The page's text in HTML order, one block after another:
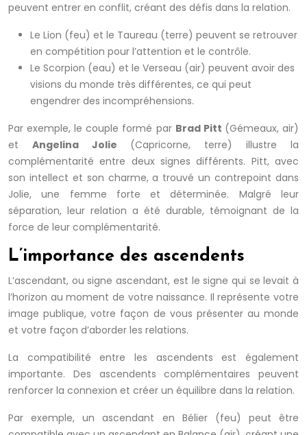
peuvent entrer en conflit, créant des défis dans la relation.
Le Lion (feu) et le Taureau (terre) peuvent se retrouver
en compétition pour l’attention et le contrôle.
Le Scorpion (eau) et le Verseau (air) peuvent avoir des
visions du monde très différentes, ce qui peut
engendrer des incompréhensions.
Par exemple, le couple formé par Brad Pitt (Gémeaux, air)
et Angelina Jolie (Capricorne, terre) illustre la
complémentarité entre deux signes différents. Pitt, avec
son intellect et son charme, a trouvé un contrepoint dans
Jolie, une femme forte et déterminée. Malgré leur
séparation, leur relation a été durable, témoignant de la
force de leur complémentarité.
L’importance des ascendents
L’ascendant, ou signe ascendant, est le signe qui se levait à
l’horizon au moment de votre naissance. Il représente votre
image publique, votre façon de vous présenter au monde
et votre façon d’aborder les relations.
La compatibilité entre les ascendents est également
importante. Des ascendents complémentaires peuvent
renforcer la connexion et créer un équilibre dans la relation.
Par exemple, un ascendant en Bélier (feu) peut être